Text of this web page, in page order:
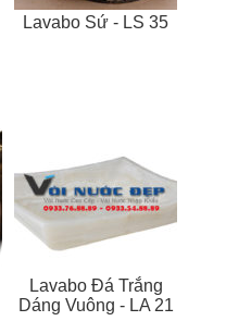
Lavabo Sứ - LS 35
Lavabo Đá Trắng
Dáng Vuông - LA 21